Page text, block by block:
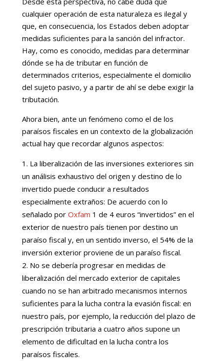
cualquier operación de esta naturaleza es ilegal y
que, en consecuencia, los Estados deben adoptar
medidas suficientes para la sanción del infractor.
Hay, como es conocido, medidas para determinar
dónde se ha de tributar en función de
determinados criterios, especialmente el domicilio
del sujeto pasivo, y a partir de ahí se debe exigir la
tributación.
Ahora bien, ante un fenómeno como el de los
paraísos fiscales en un contexto de la globalización
actual hay que recordar algunos aspectos:
La liberalización de las inversiones exteriores sin
un análisis exhaustivo del origen y destino de lo
invertido puede conducir a resultados
especialmente extraños: De acuerdo con lo
señalado por Oxfam 1 de 4 euros “invertidos” en el
exterior de nuestro país tienen por destino un
paraíso fiscal y, en un sentido inverso, el 54% de la
inversión exterior proviene de un paraíso fiscal.
No se debería progresar en medidas de
liberalización del mercado exterior de capitales
cuando no se han arbitrado mecanismos internos
suficientes para la lucha contra la evasión fiscal: en
nuestro país, por ejemplo, la reducción del plazo de
prescripción tributaria a cuatro años supone un
elemento de dificultad en la lucha contra los
paraísos fiscales.